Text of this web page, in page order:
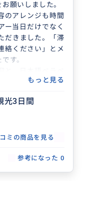
願いしました。
のアレンジも時間
ー当日だけでなく
だきました。「滞
絡ください」とメ
す。
アーでした。バヒ
いました。迷路の
探されている方に
もっと見る
光3日間
ミの商品を見る
参考になった 0